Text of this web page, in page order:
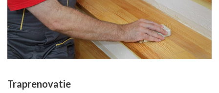
Traprenovatie